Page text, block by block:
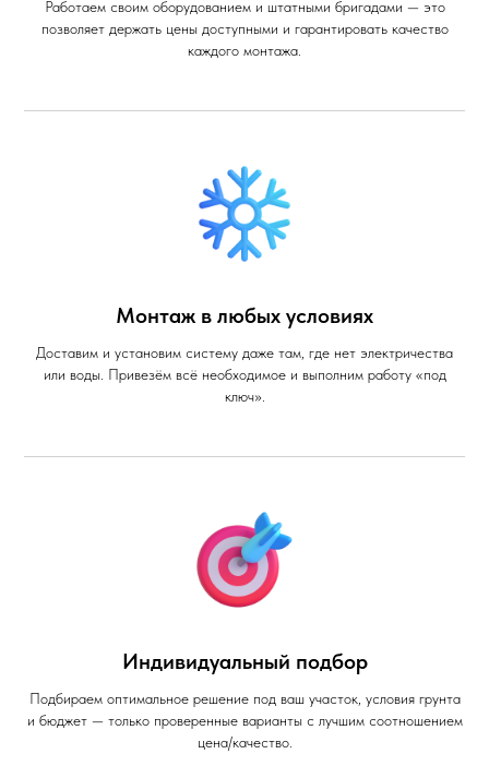
Работаем своим оборудованием и штатными бригадами — это
позволяет держать цены доступными и гарантировать качество
каждого монтажа.
Монтаж в любых условиях
Доставим и установим систему даже там, где нет электричества
или воды. Привезём всё необходимое и выполним работу «под
ключ».
Индивидуальный подбор
Подбираем оптимальное решение под ваш участок, условия грунта
и бюджет — только проверенные варианты с лучшим соотношением
цена/качество.